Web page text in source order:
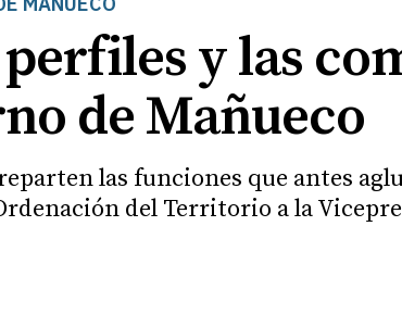
perfiles y las
de Mañueco
las funciones que antes
del Territorio a la